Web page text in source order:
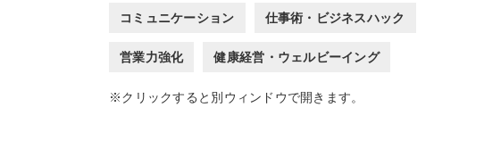
コミュニケーション 仕事術・ビジネスハック
営業力強化 健康経営・ウェルビーイング
※クリックすると別ウィンドウで開きます。